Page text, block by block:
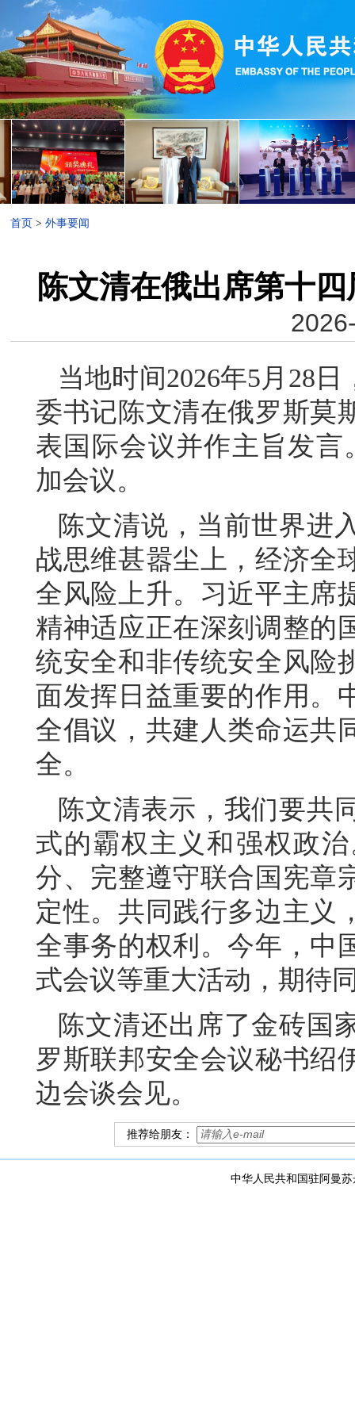
首页 > 外事要闻
陈文清在俄出席第十
当地时间2026年5月28
委书记陈文清在俄罗斯莫
表国际会议并作主旨发言
加会议。
陈文清说，当前世界进
战思维甚嚣尘上，经济全
全风险上升。习近平主席
精神适应正在深刻调整的
统安全和非传统安全风险
面发挥日益重要的作用。
全倡议，共建人类命运共
全。
陈文清表示，我们要共
式的霸权主义和强权政
分、完整遵守联合国宪章
定性。共同践行多边主义
全事务的权利。今年，中
式会议等重大活动，期待
陈文清还出席了金砖国
罗斯联邦安全会议秘书绍
边会谈会见。
推荐给朋友：
中华人民共和国驻阿曼